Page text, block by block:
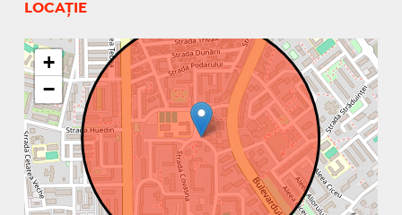
LOCAȚIE
+
−